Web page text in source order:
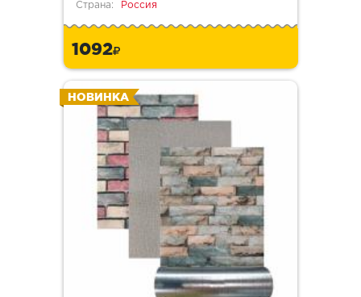
Страна:
Россия
1092
НОВИНКА